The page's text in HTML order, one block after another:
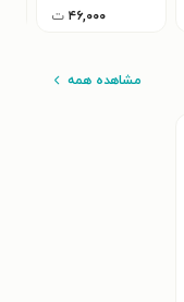
۴۶,۰۰۰ ت
مشاهده همه